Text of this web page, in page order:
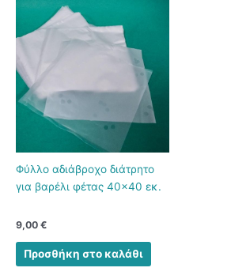
Φύλλο αδιάβροχο διάτρητο
για βαρέλι φέτας 40×40 εκ.
9,00 €
Προσθήκη στο καλάθι